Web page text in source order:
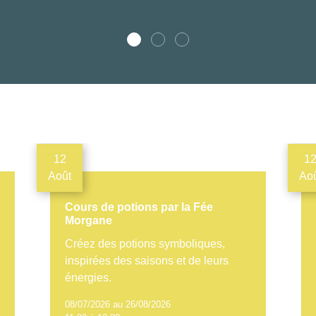
12
Août
Cours de potions par la Fée
Morgane
Créez des potions symboliques,
inspirées des saisons et de leurs
énergies.
08/07/2026 au 26/08/2026
12